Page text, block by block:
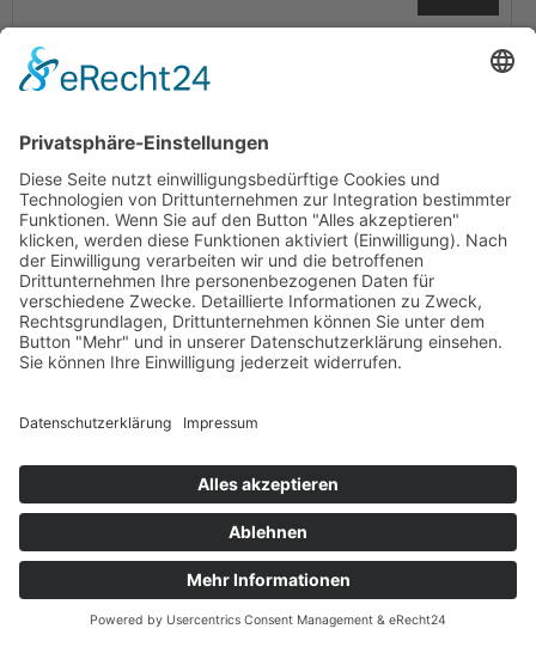
Allgemeines Zivilrecht:
Unterstützung zur Vermeidung von
Schadensfällen
Forderungen inkl. Anwaltsschreiben, Mahnverfahren und
Zwangsvollstreckung; Beratung bei Gewährleistungs-
und Schadensfällen sowie zivilrechtlicher
Vertragsgestaltung. Schütze dein Geschäft effektiv!